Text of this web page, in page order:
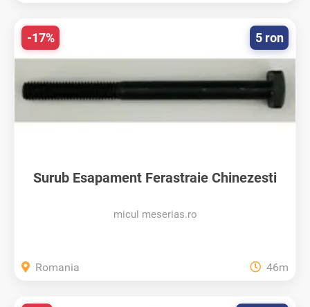
Surub Esapament Ferastraie Chinezesti
micul meserias.ro
5 ron
-17%
Romania 46m